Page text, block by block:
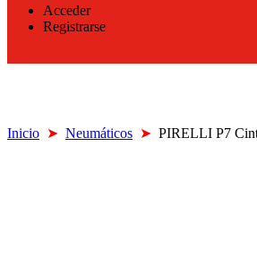
Acceder
Registrarse
Inicio ➤ Neumáticos ➤ PIRELLI P7